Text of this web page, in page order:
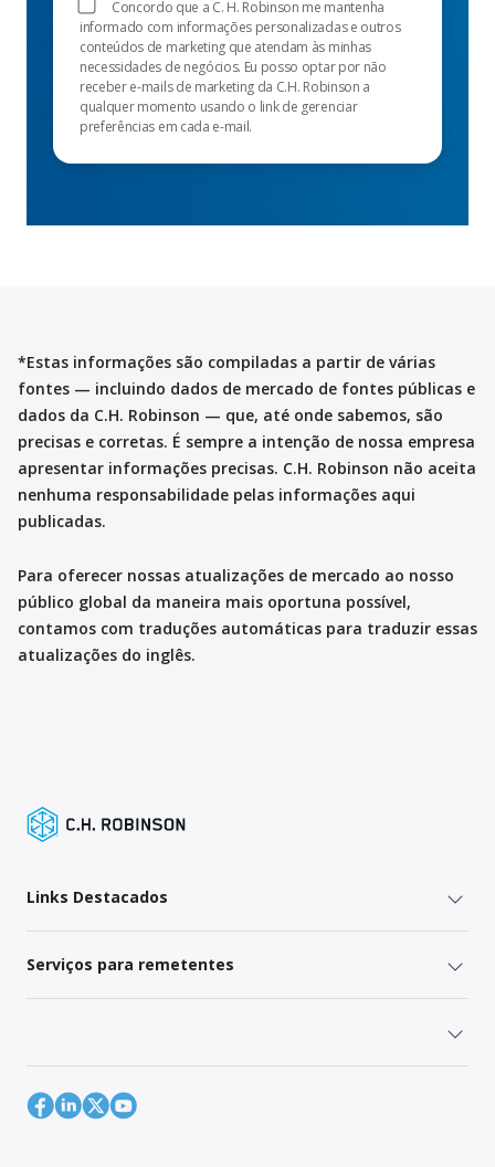
Concordo que a C. H. Robinson me mantenha
informado com informações personalizadas e outros
conteúdos de marketing que atendam às minhas
necessidades de negócios. Eu posso optar por não
receber e-mails de marketing da C.H. Robinson a
qualquer momento usando o link de gerenciar
preferências em cada e-mail.
*Estas informações são compiladas a partir de várias
fontes — incluindo dados de mercado de fontes públicas e
dados da C.H. Robinson — que, até onde sabemos, são
precisas e corretas. É sempre a intenção de nossa empresa
apresentar informações precisas. C.H. Robinson não aceita
nenhuma responsabilidade pelas informações aqui
publicadas.
Para oferecer nossas atualizações de mercado ao nosso
público global da maneira mais oportuna possível,
contamos com traduções automáticas para traduzir essas
atualizações do inglês.
Links Destacados
Serviços para remetentes